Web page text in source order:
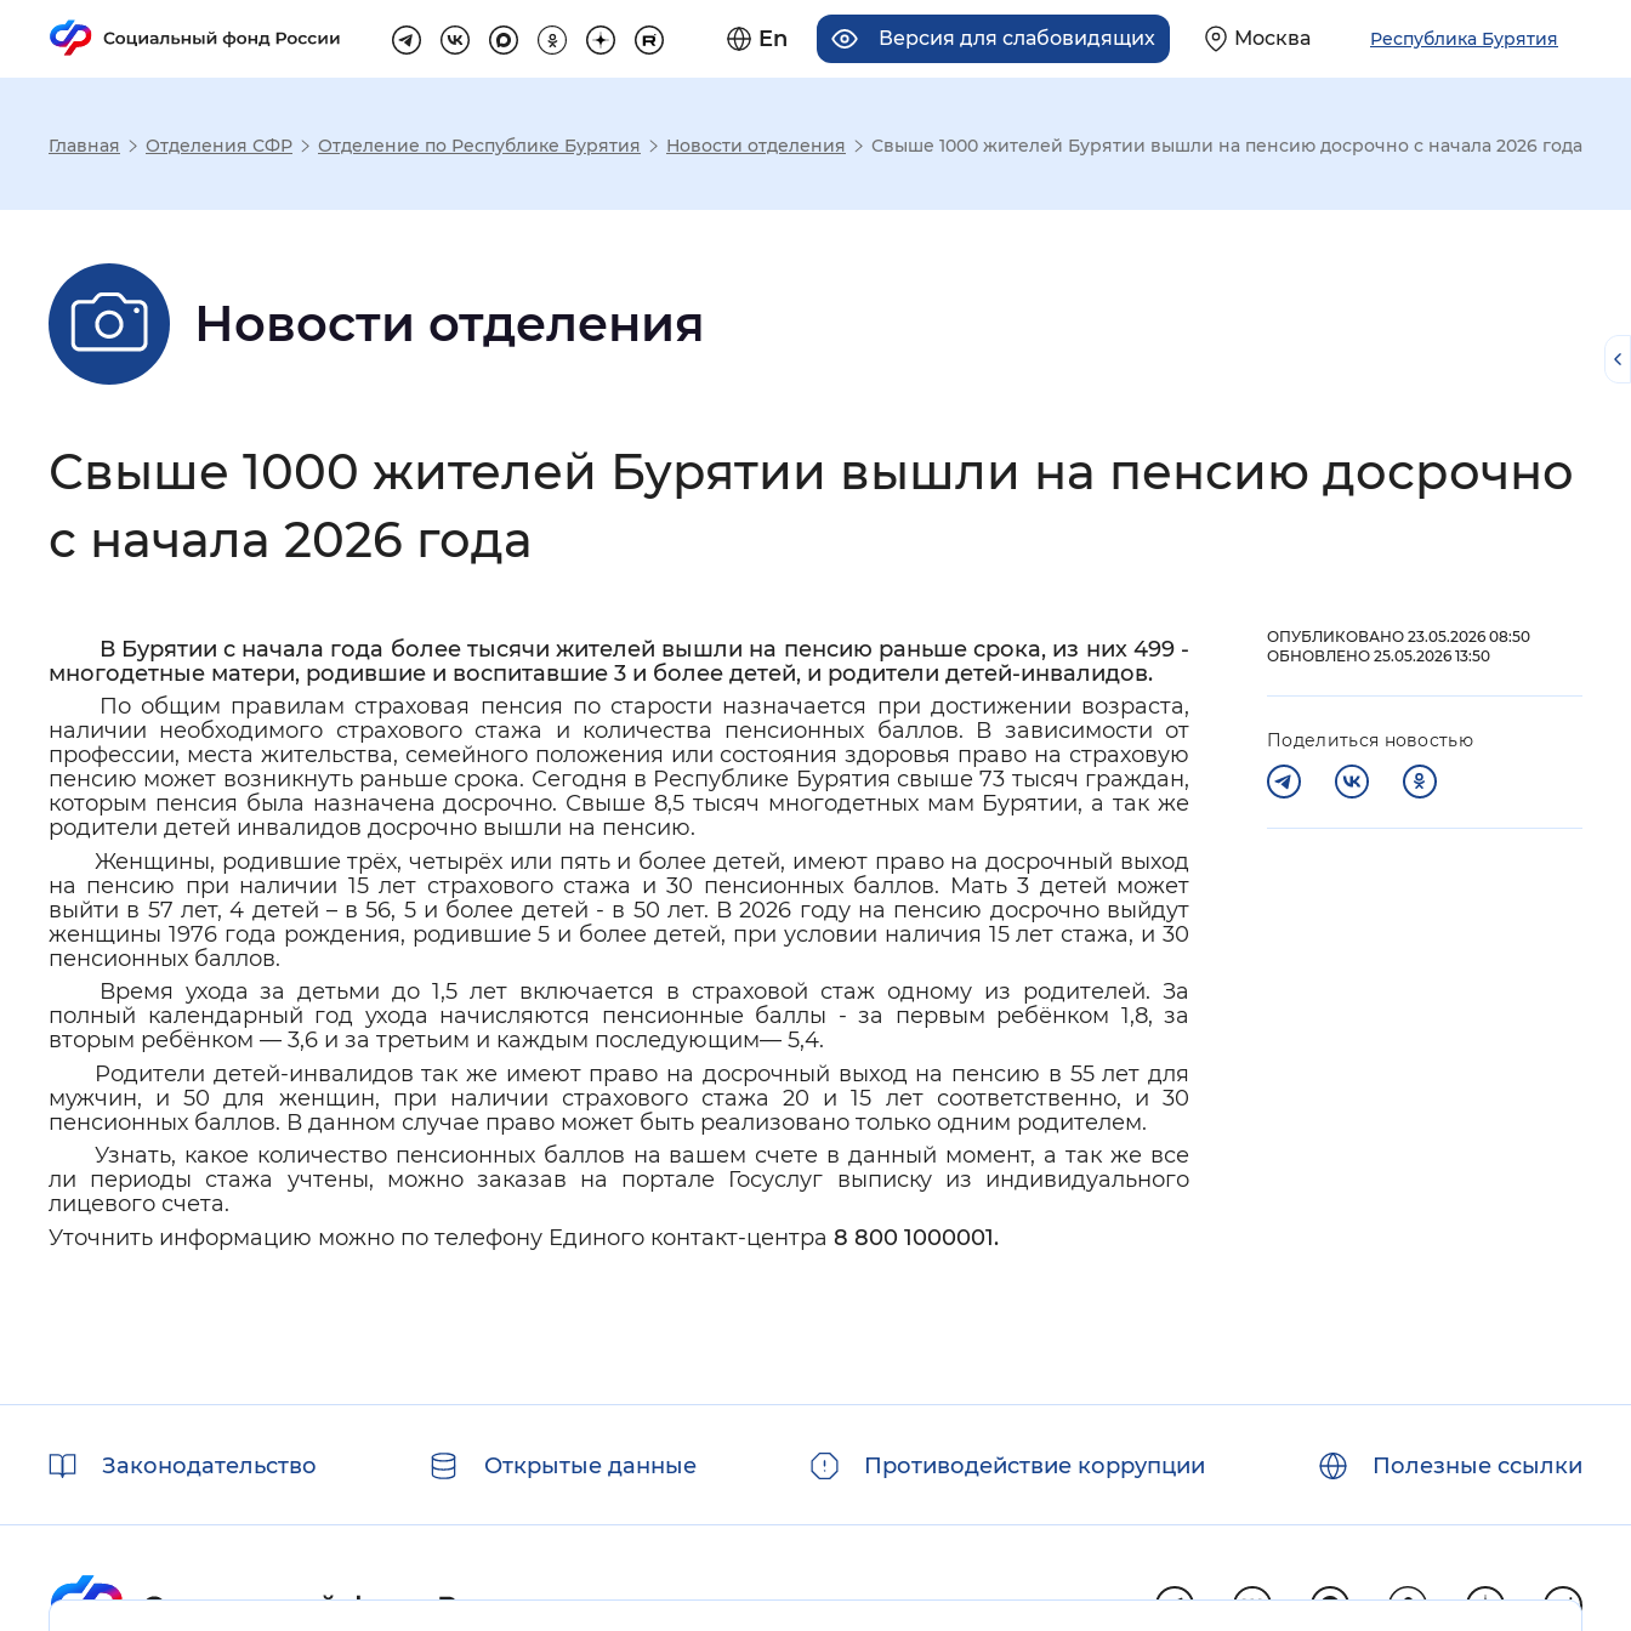
En Версия для слабовидящих Москва Республика Бурятия
Настройка режима отображения
Размер шрифта
Шрифт
Интервал между буквами : Нормальный Увеличенный Большой
Изображения: Включены Выключены
Звуковой ассистент Воспроизвести Остановить Повторить
Вернуть стандартные настройки
Главная Отделения СФР Отделение по Республике Бурятия Новости отделения Свыше 1000 жителей Бурятии вышли на пенсию досрочно с начала 2026 года
Новости отделения
Свыше 1000 жителей Бурятии вышли на пенсию досрочно
с начала 2026 года
В Бурятии с начала года более тысячи жителей вышли на пенсию раньше срока, из них 499 -
многодетные матери, родившие и воспитавшие 3 и более детей, и родители детей-инвалидов.
По общим правилам страховая пенсия по старости назначается при достижении возраста,
наличии необходимого страхового стажа и количества пенсионных баллов. В зависимости от
профессии, места жительства, семейного положения или состояния здоровья право на страховую
пенсию может возникнуть раньше срока. Сегодня в Республике Бурятия свыше 73 тысяч граждан,
которым пенсия была назначена досрочно. Свыше 8,5 тысяч многодетных мам Бурятии, а так же
родители детей инвалидов досрочно вышли на пенсию.
Женщины, родившие трёх, четырёх или пять и более детей, имеют право на досрочный выход
на пенсию при наличии 15 лет страхового стажа и 30 пенсионных баллов. Мать 3 детей может
выйти в 57 лет, 4 детей – в 56, 5 и более детей - в 50 лет. В 2026 году на пенсию досрочно выйдут
женщины 1976 года рождения, родившие 5 и более детей, при условии наличия 15 лет стажа, и 30
пенсионных баллов.
Время ухода за детьми до 1,5 лет включается в страховой стаж одному из родителей. За
полный календарный год ухода начисляются пенсионные баллы - за первым ребёнком 1,8, за
вторым ребёнком — 3,6 и за третьим и каждым последующим— 5,4.
Родители детей-инвалидов так же имеют право на досрочный выход на пенсию в 55 лет для
мужчин, и 50 для женщин, при наличии страхового стажа 20 и 15 лет соответственно, и 30
пенсионных баллов. В данном случае право может быть реализовано только одним родителем.
Узнать, какое количество пенсионных баллов на вашем счете в данный момент, а так же все
ли периоды стажа учтены, можно заказав на портале Госуслуг выписку из индивидуального
лицевого счета.
Уточнить информацию можно по телефону Единого контакт-центра 8 800 1000001.
ОПУБЛИКОВАНО 23.05.2026 08:50
ОБНОВЛЕНО 25.05.2026 13:50
Поделиться новостью
ссылкиЗаконодательство Открытые данные Противодействие коррупции Полезные ссылки